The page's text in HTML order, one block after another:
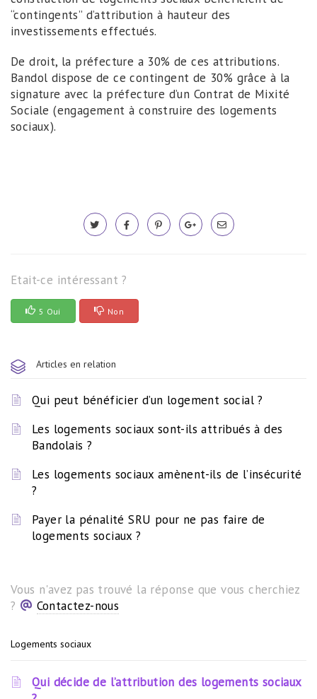
“contingents” d’attribution à hauteur des
investissements effectués.
De droit, la préfecture a 30% de ces attributions.
Bandol dispose de ce contingent de 30% grâce à la
signature avec la préfecture d’un Contrat de Mixité
Sociale (engagement à construire des logements
sociaux).
Etait-ce intéressant ?
5 Oui Non
Articles en relation
Qui peut bénéficier d’un logement social ?
Les logements sociaux sont-ils attribués à des
Bandolais ?
Les logements sociaux amènent-ils de l’insécurité
?
Payer la pénalité SRU pour ne pas faire de
logements sociaux ?
Vous n'avez pas trouvé la réponse que vous cherchiez
?
Contactez-nous
Logements sociaux
Qui décide de l’attribution des logements sociaux